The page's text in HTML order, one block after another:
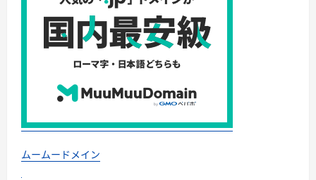
ムームードメイン